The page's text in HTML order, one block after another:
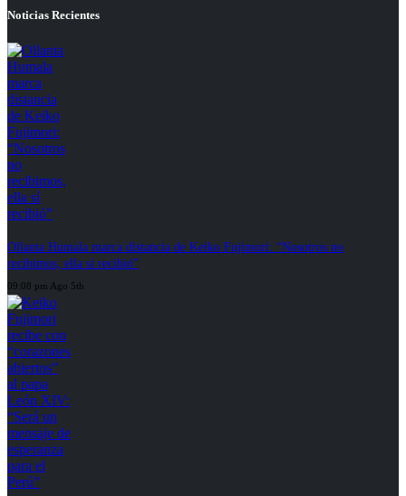
Noticias Recientes
Ollanta Humala marca distancia de Keiko Fujimori: “Nosotros no
recibimos, ella sí recibió”
09:08 pm Ago 5th